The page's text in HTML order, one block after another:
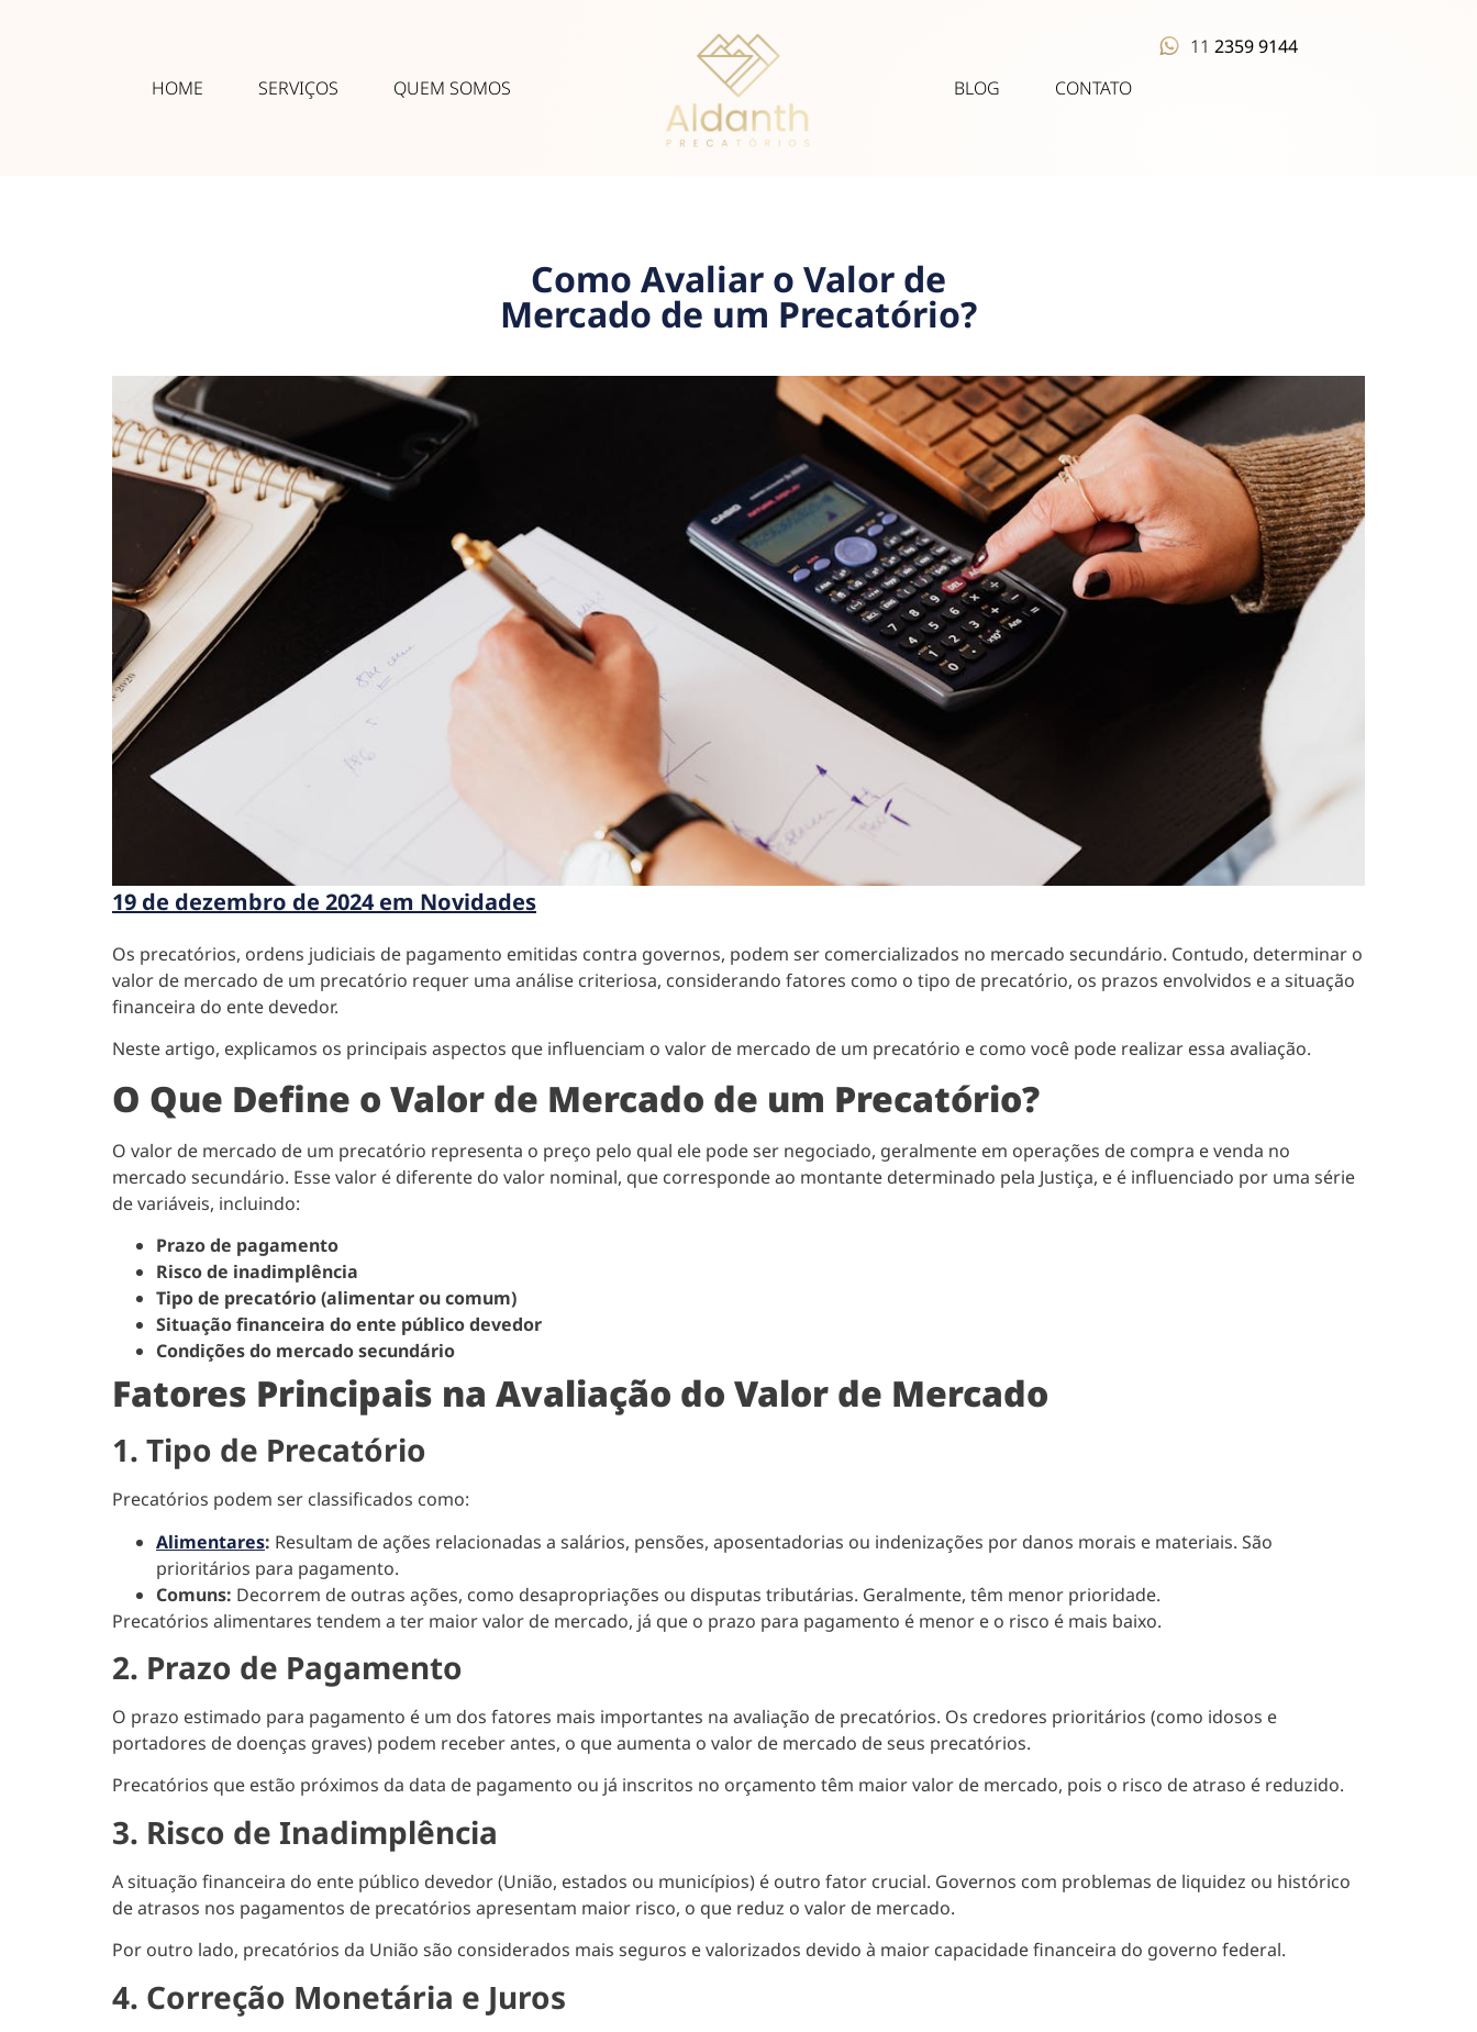
HOME SERVIÇOS QUEM SOMOS BLOG CONTATO
11 2359 9144
Como Avaliar o Valor de
Mercado de um Precatório?
19 de dezembro de 2024 em Novidades
Os precatórios, ordens judiciais de pagamento emitidas contra governos, podem ser comercializados no mercado secundário. Contudo, determinar o
valor de mercado de um precatório requer uma análise criteriosa, considerando fatores como o tipo de precatório, os prazos envolvidos e a situação
financeira do ente devedor.
Neste artigo, explicamos os principais aspectos que influenciam o valor de mercado de um precatório e como você pode realizar essa avaliação.
O Que Define o Valor de Mercado de um Precatório?
O valor de mercado de um precatório representa o preço pelo qual ele pode ser negociado, geralmente em operações de compra e venda no
mercado secundário. Esse valor é diferente do valor nominal, que corresponde ao montante determinado pela Justiça, e é influenciado por uma série
de variáveis, incluindo:
Prazo de pagamento
Risco de inadimplência
Tipo de precatório (alimentar ou comum)
Situação financeira do ente público devedor
Condições do mercado secundário
Fatores Principais na Avaliação do Valor de Mercado
1. Tipo de Precatório
Precatórios podem ser classificados como:
Alimentares: Resultam de ações relacionadas a salários, pensões, aposentadorias ou indenizações por danos morais e materiais. São
prioritários para pagamento.
Comuns: Decorrem de outras ações, como desapropriações ou disputas tributárias. Geralmente, têm menor prioridade.
Precatórios alimentares tendem a ter maior valor de mercado, já que o prazo para pagamento é menor e o risco é mais baixo.
2. Prazo de Pagamento
O prazo estimado para pagamento é um dos fatores mais importantes na avaliação de precatórios. Os credores prioritários (como idosos e
portadores de doenças graves) podem receber antes, o que aumenta o valor de mercado de seus precatórios.
Precatórios que estão próximos da data de pagamento ou já inscritos no orçamento têm maior valor de mercado, pois o risco de atraso é reduzido.
3. Risco de Inadimplência
A situação financeira do ente público devedor (União, estados ou municípios) é outro fator crucial. Governos com problemas de liquidez ou histórico
de atrasos nos pagamentos de precatórios apresentam maior risco, o que reduz o valor de mercado.
Por outro lado, precatórios da União são considerados mais seguros e valorizados devido à maior capacidade financeira do governo federal.
4. Correção Monetária e Juros